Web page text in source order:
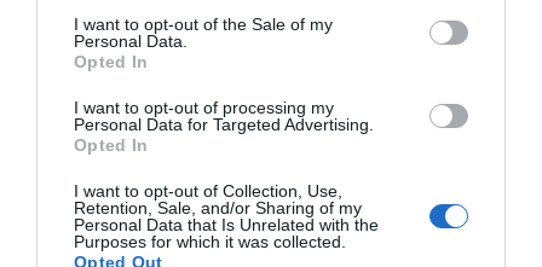
consent section.
I want to opt-out of the Sale of my
Personal Data.
Opted In
I want to opt-out of processing my
Personal Data for Targeted Advertising.
Opted In
I want to opt-out of Collection, Use,
Retention, Sale, and/or Sharing of my
Personal Data that Is Unrelated with the
Purposes for which it was collected.
Opted Out
H ΕΑΕΕ στηρίζει και φέτος τη Διεύθυνση
Τροχαίας Αττικής με δωρεά αλκοολομέτρων